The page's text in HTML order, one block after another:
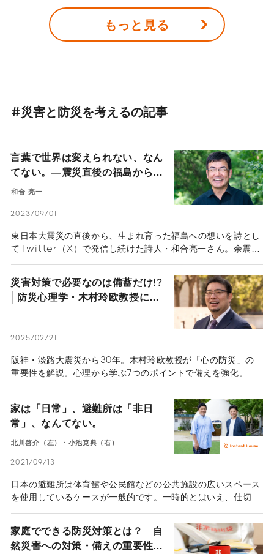
合わせでイベントなどの事業を展開しているのが、株式会社シ
ンクの代表取締役社長・篠田大輔さんだ。篠田さんは中学校時
代、当時住んでいた西宮市で阪神大震災を経験。その時に取っ
もっと見る
#災害と防災を考えるの記事
言葉で世界は変えられない、なん
てない。―震災直後の福島から
Twitter（X）で発信し続けた詩
和合 亮一
2023/09/01
東日本大震災の直後から、生まれ育った福島への想いを詩とし
てTwitter（X）で発信し続けた詩人・和合亮一さん。余震と
「明けない夜は無い」と結んだ和合さんの軌跡をたどり、災害
との向きあい方や社会とのつながりについて考える。
災害対策で必要なのは備蓄だけ!?
│防災心理学・木村玲欧教授に聞
2025/02/21
阪神・淡路大震災から30年。木村玲欧教授が「心の防災」の
重要性を解説。心理から学ぶ7つのポイントで備えを強化。
家は「日常」、避難所は「非日
常」、なんてない。
北川啓介（左）・小池克典（右）
2021/09/13
日本の避難所は体育館や公民館などの公共施設の広いスペース
を使用しているケースが一般的です。一時的とはいえ、仕切り
を送ることは肉体的にも精神的にも苦しいもの。また、その環
境が災害時の避難所生活をより非日常にしてしまっていると考
えられる。そんな“避難所のあり方”を変え、日常と災害時の非
家庭でできる防災対策とは？ 自
然災害への対策・備えの重要性と